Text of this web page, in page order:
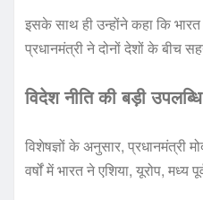
इसके साथ ही उन्होंने कहा कि
प्रधानमंत्री ने दोनों देशों के बीच
विदेश नीति की बड़ी
विशेषज्ञों के अनुसार, प्रधानमंत्री
वर्षों में भारत ने एशिया, यूरोप,